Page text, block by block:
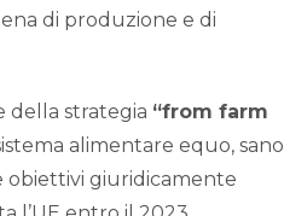
di produzione e di
della strategia “from farm
alimentare equo, sano
obiettivi giuridicamente